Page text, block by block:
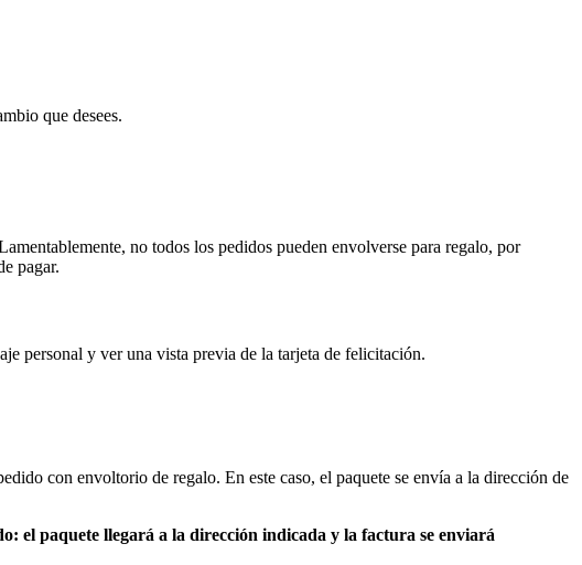
que desees.
no todos los pedidos pueden envolverse para regalo, por
pagar.
personal y ver una vista previa de la tarjeta de felicitación.
con envoltorio de regalo. En este caso, el paquete se envía a la dirección de
el paquete llegará a la dirección indicada y la factura se enviará